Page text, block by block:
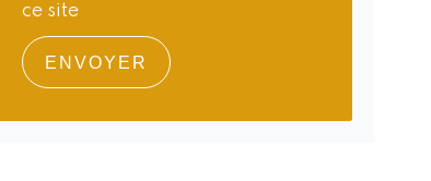
ce site
ENVOYER